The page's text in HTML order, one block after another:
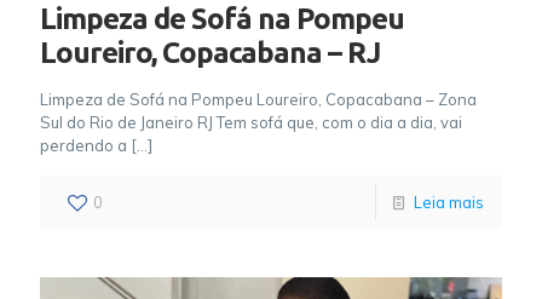
Limpeza de Sofá na Pompeu
Loureiro, Copacabana – RJ
Limpeza de Sofá na Pompeu Loureiro, Copacabana – Zona
Sul do Rio de Janeiro RJ Tem sofá que, com o dia a dia, vai
perdendo a […]
0 Leia mais